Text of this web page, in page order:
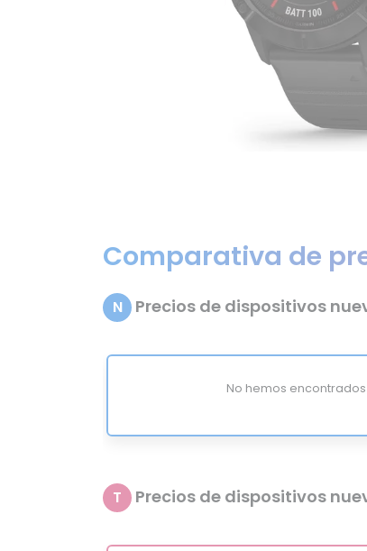
Comparativa de
N Precios de dispositivos
No hemos
T Precios de dispositivos